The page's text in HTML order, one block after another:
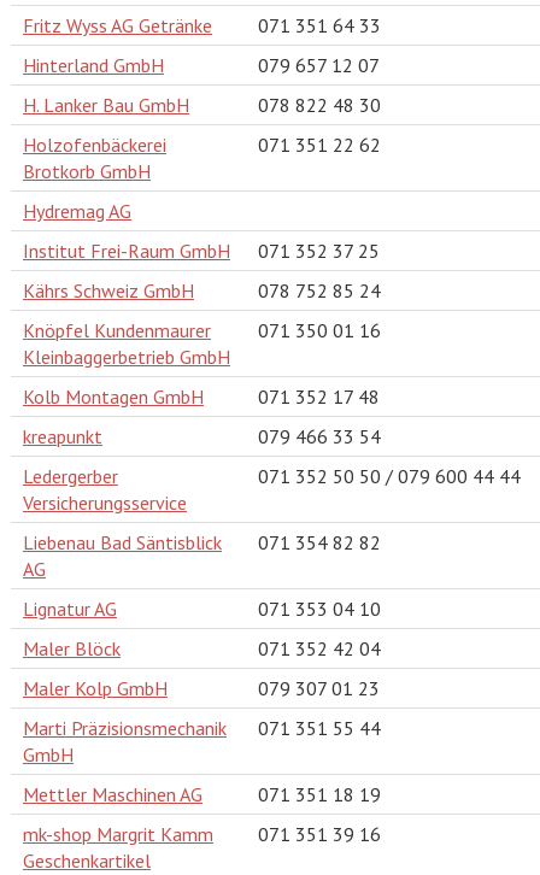
Fritz Wyss AG Getränke
071 351 64 33
Hinterland GmbH
079 657 12 07
H. Lanker Bau GmbH
078 822 48 30
Holzofenbäckerei
Brotkorb GmbH
071 351 22 62
Hydremag AG
Institut Frei-Raum GmbH
071 352 37 25
Kährs Schweiz GmbH
078 752 85 24
Knöpfel Kundenmaurer
Kleinbaggerbetrieb GmbH
071 350 01 16
Kolb Montagen GmbH
071 352 17 48
kreapunkt
079 466 33 54
Ledergerber
Versicherungsservice
071 352 50 50 / 079 600 44 44
Liebenau Bad Säntisblick
AG
071 354 82 82
Lignatur AG
071 353 04 10
Maler Blöck
071 352 42 04
Maler Kolp GmbH
079 307 01 23
Marti Präzisionsmechanik
GmbH
071 351 55 44
Mettler Maschinen AG
071 351 18 19
mk-shop Margrit Kamm
Geschenkartikel
071 351 39 16